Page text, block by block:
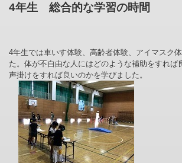
4年生 総合的な学習の時間
4年生では車いす体験、高齢者体験、アイマスク
た。体が不自由な人にはどのような補助をすれば
声掛けをすれば良いのかを学びました。